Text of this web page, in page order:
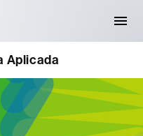
Aplicada